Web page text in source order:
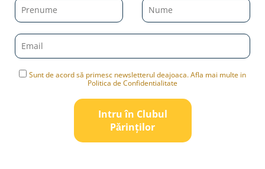
Sunt de acord să primesc newsletterul deajoaca. Afla mai multe in
Politica de Confidentialitate
Intru în Clubul
Pǎrinților